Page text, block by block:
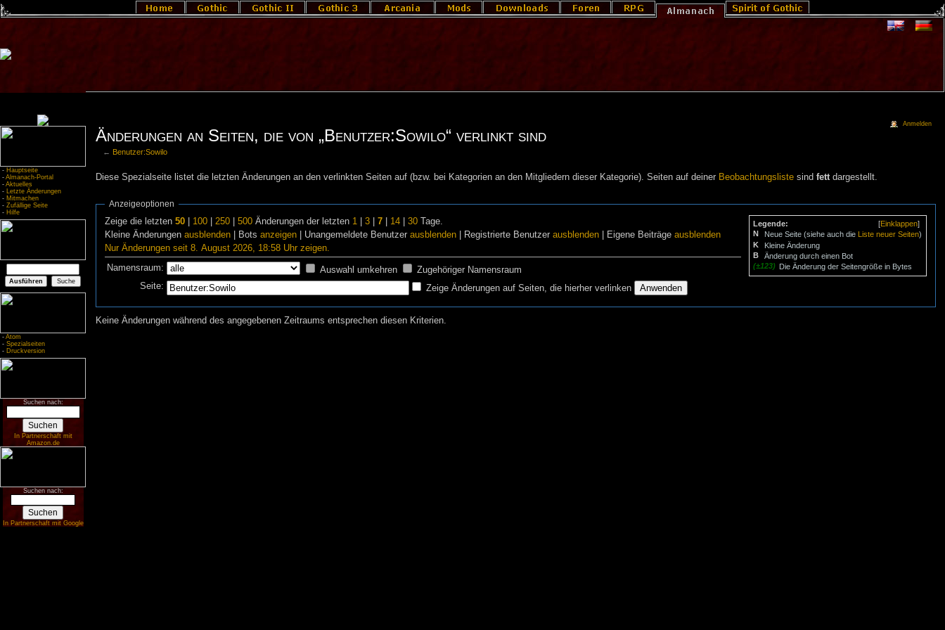
- Hauptseite
- Almanach-Portal
- Aktuelles
- Letzte Änderungen
- Mitmachen
- Zufällige Seite
- Hilfe
- Atom
- Spezialseiten
- Druckversion
Suchen nach:
In Partnerschaft mit
Amazon.de
Suchen nach:
In Partnerschaft mit Google
Änderungen an Seiten, die von „Benutzer:Sowilo“ verlinkt sind
← Benutzer:Sowilo
Diese Spezialseite listet die letzten Änderungen an den verlinkten Seiten auf (bzw. bei Kategorien an den Mitgliedern dieser Kategorie). Seiten auf deiner Beobachtungslistesind fettdargestellt.
Anzeigeoptionen
[Einklappen]
Legende:
N
Neue Seite (siehe auch die Liste neuer Seiten)
K
Kleine Änderung
B
Änderung durch einen Bot
(±123) Die Änderung der Seitengröße in Bytes
Zeige die letzten50 100 |250 |500 Änderungen der letzten 1 |3 |7 14 |30 Tage.
Kleine Änderungenausblenden | Botsanzeigen | Unangemeldete Benutzerausblenden | Registrierte Benutzerausblenden | Eigene Beiträgeausblenden
Nur Änderungen seit 8. August 2026, 18:58 Uhr zeigen.
Namensraum: Auswahl umkehren
Zugehöriger Namensraum
Seite:
Zeige Änderungen auf Seiten, die hierher verlinken
Keine Änderungen während des angegebenen Zeitraums entsprechen diesen Kriterien.
Anmelden